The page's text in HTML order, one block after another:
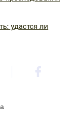
удастся ли